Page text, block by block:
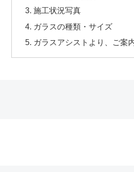
施工状況写真
ガラスの種類・サイズ
ガラスアシストより、ご案